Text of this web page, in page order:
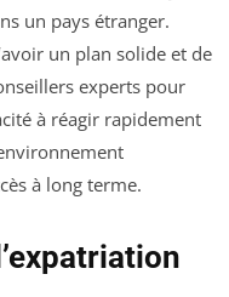
un pays étranger.
un plan solide et de
experts pour
à réagir rapidement
à long terme.